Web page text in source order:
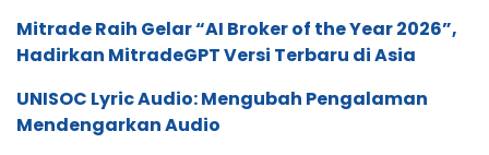
Mitrade Raih Gelar “AI Broker of the Year 2026”,
Hadirkan MitradeGPT Versi Terbaru di Asia
UNISOC Lyric Audio: Mengubah Pengalaman
Mendengarkan Audio